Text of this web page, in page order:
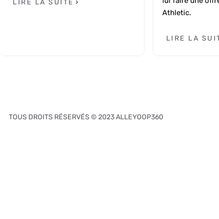
LIRE LA SUITE
Athletic.
LIRE LA
TOUS DROITS RÉSERVÉS © 2023 ALLEYOOP360